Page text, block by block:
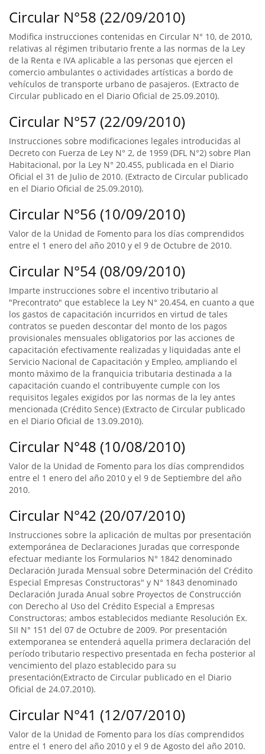
Circular N°58 (22/09/2010)
Modifica instrucciones contenidas en Circular N° 10, de 2010,
relativas al régimen tributario frente a las normas de la Ley
de la Renta e IVA aplicable a las personas que ejercen el
comercio ambulantes o actividades artísticas a bordo de
vehículos de transporte urbano de pasajeros. (Extracto de
Circular publicado en el Diario Oficial de 25.09.2010).
Circular N°57 (22/09/2010)
Instrucciones sobre modificaciones legales introducidas al
Decreto con Fuerza de Ley N° 2, de 1959 (DFL N°2) sobre Plan
Habitacional, por la Ley N° 20.455, publicada en el Diario
Oficial el 31 de Julio de 2010. (Extracto de Circular publicado
en el Diario Oficial de 25.09.2010).
Circular N°56 (10/09/2010)
Valor de la Unidad de Fomento para los días comprendidos
entre el 1 enero del año 2010 y el 9 de Octubre de 2010.
Circular N°54 (08/09/2010)
Imparte instrucciones sobre el incentivo tributario al
"Precontrato" que establece la Ley N° 20.454, en cuanto a que
los gastos de capacitación incurridos en virtud de tales
contratos se pueden descontar del monto de los pagos
provisionales mensuales obligatorios por las acciones de
capacitación efectivamente realizadas y liquidadas ante el
Servicio Nacional de Capacitación y Empleo, ampliando el
monto máximo de la franquicia tributaria destinada a la
capacitación cuando el contribuyente cumple con los
requisitos legales exigidos por las normas de la ley antes
mencionada (Crédito Sence) (Extracto de Circular publicado
en el Diario Oficial de 13.09.2010).
Circular N°48 (10/08/2010)
Valor de la Unidad de Fomento para los días comprendidos
entre el 1 enero del año 2010 y el 9 de Septiembre del año
2010.
Circular N°42 (20/07/2010)
Instrucciones sobre la aplicación de multas por presentación
extemporánea de Declaraciones Juradas que corresponde
efectuar mediante los Formularios N° 1842 denominado
Declaración Jurada Mensual sobre Determinación del Crédito
Especial Empresas Constructoras" y N° 1843 denominado
Declaración Jurada Anual sobre Proyectos de Construcción
con Derecho al Uso del Crédito Especial a Empresas
Constructoras; ambos establecidos mediante Resolución Ex.
SII N° 151 del 07 de Octubre de 2009. Por presentación
extemporanea se entenderá aquella primera declaración del
período tributario respectivo presentada en fecha posterior al
vencimiento del plazo establecido para su
presentación(Extracto de Circular publicado en el Diario
Oficial de 24.07.2010).
Circular N°41 (12/07/2010)
Valor de la Unidad de Fomento para los días comprendidos
entre el 1 enero del año 2010 y el 9 de Agosto del año 2010.